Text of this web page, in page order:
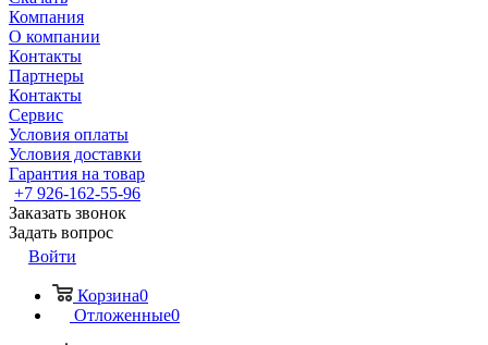
Компания
О компании
Контакты
Партнеры
Контакты
Сервис
Условия оплаты
Условия доставки
Гарантия на товар
+7 926-162-55-96
Заказать звонок
Задать вопрос
Войти
Корзина0
Отложенные0